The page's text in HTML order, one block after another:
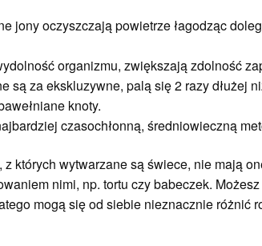
jony oczyszczają powietrze łagodząc
organizmu, zwiększają zdolność
są za ekskluzywne, palą się 2 razy dłużej
knoty.
czasochłonną, średniowieczną
z których wytwarzane są świece, nie mają
nimi, np. tortu czy babeczek.
mogą się od siebie nieznacznie różnić